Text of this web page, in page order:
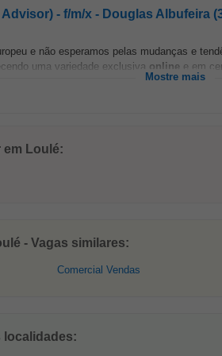
- f/m/x - Douglas Albufeira
e não esperamos pelas mudanças e
uma variedade exclusiva online e em
Mostre mais
em Loulé:
- Vagas similares:
Comercial Vendas
localidades: